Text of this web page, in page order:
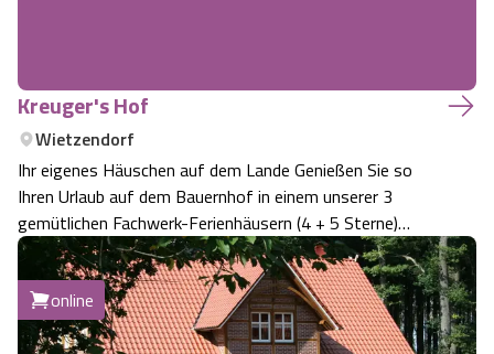
Kreuger's Hof
Wietzendorf
Ihr eigenes Häuschen auf dem Lande Genießen Sie so
Ihren Urlaub auf dem Bauernhof in einem unserer 3
gemütlichen Fachwerk-Ferienhäusern (4 + 5 Sterne)
komfortabel und geschmackvoll ausgestattet im kleinen
Park am Rande des Hofs mitten im Freien mit altem
Baumbestand umgeben. Relaxen und Erholen -N…
online